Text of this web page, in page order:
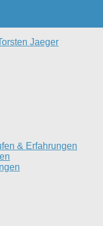
Jaeger
& Erfahrungen